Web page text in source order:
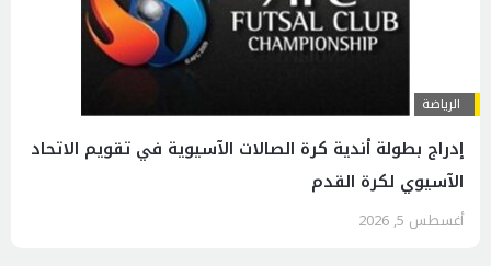
الرياضة
إدراج بطولة أندية كرة الصالات الآسيوية في تقويم الاتحاد
الآسيوي لكرة القدم
أغسطس 5, 2026